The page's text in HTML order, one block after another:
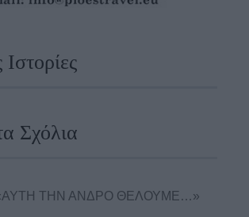
Σχόλια
ΤΗΝ ΑΝΔΡΟ ΘΕΛΟΥΜΕ…»